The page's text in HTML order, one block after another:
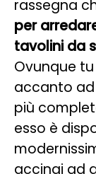
rassegna
per
tavolini da
Ovunque
accanto ad
più
esso è
accingi ad